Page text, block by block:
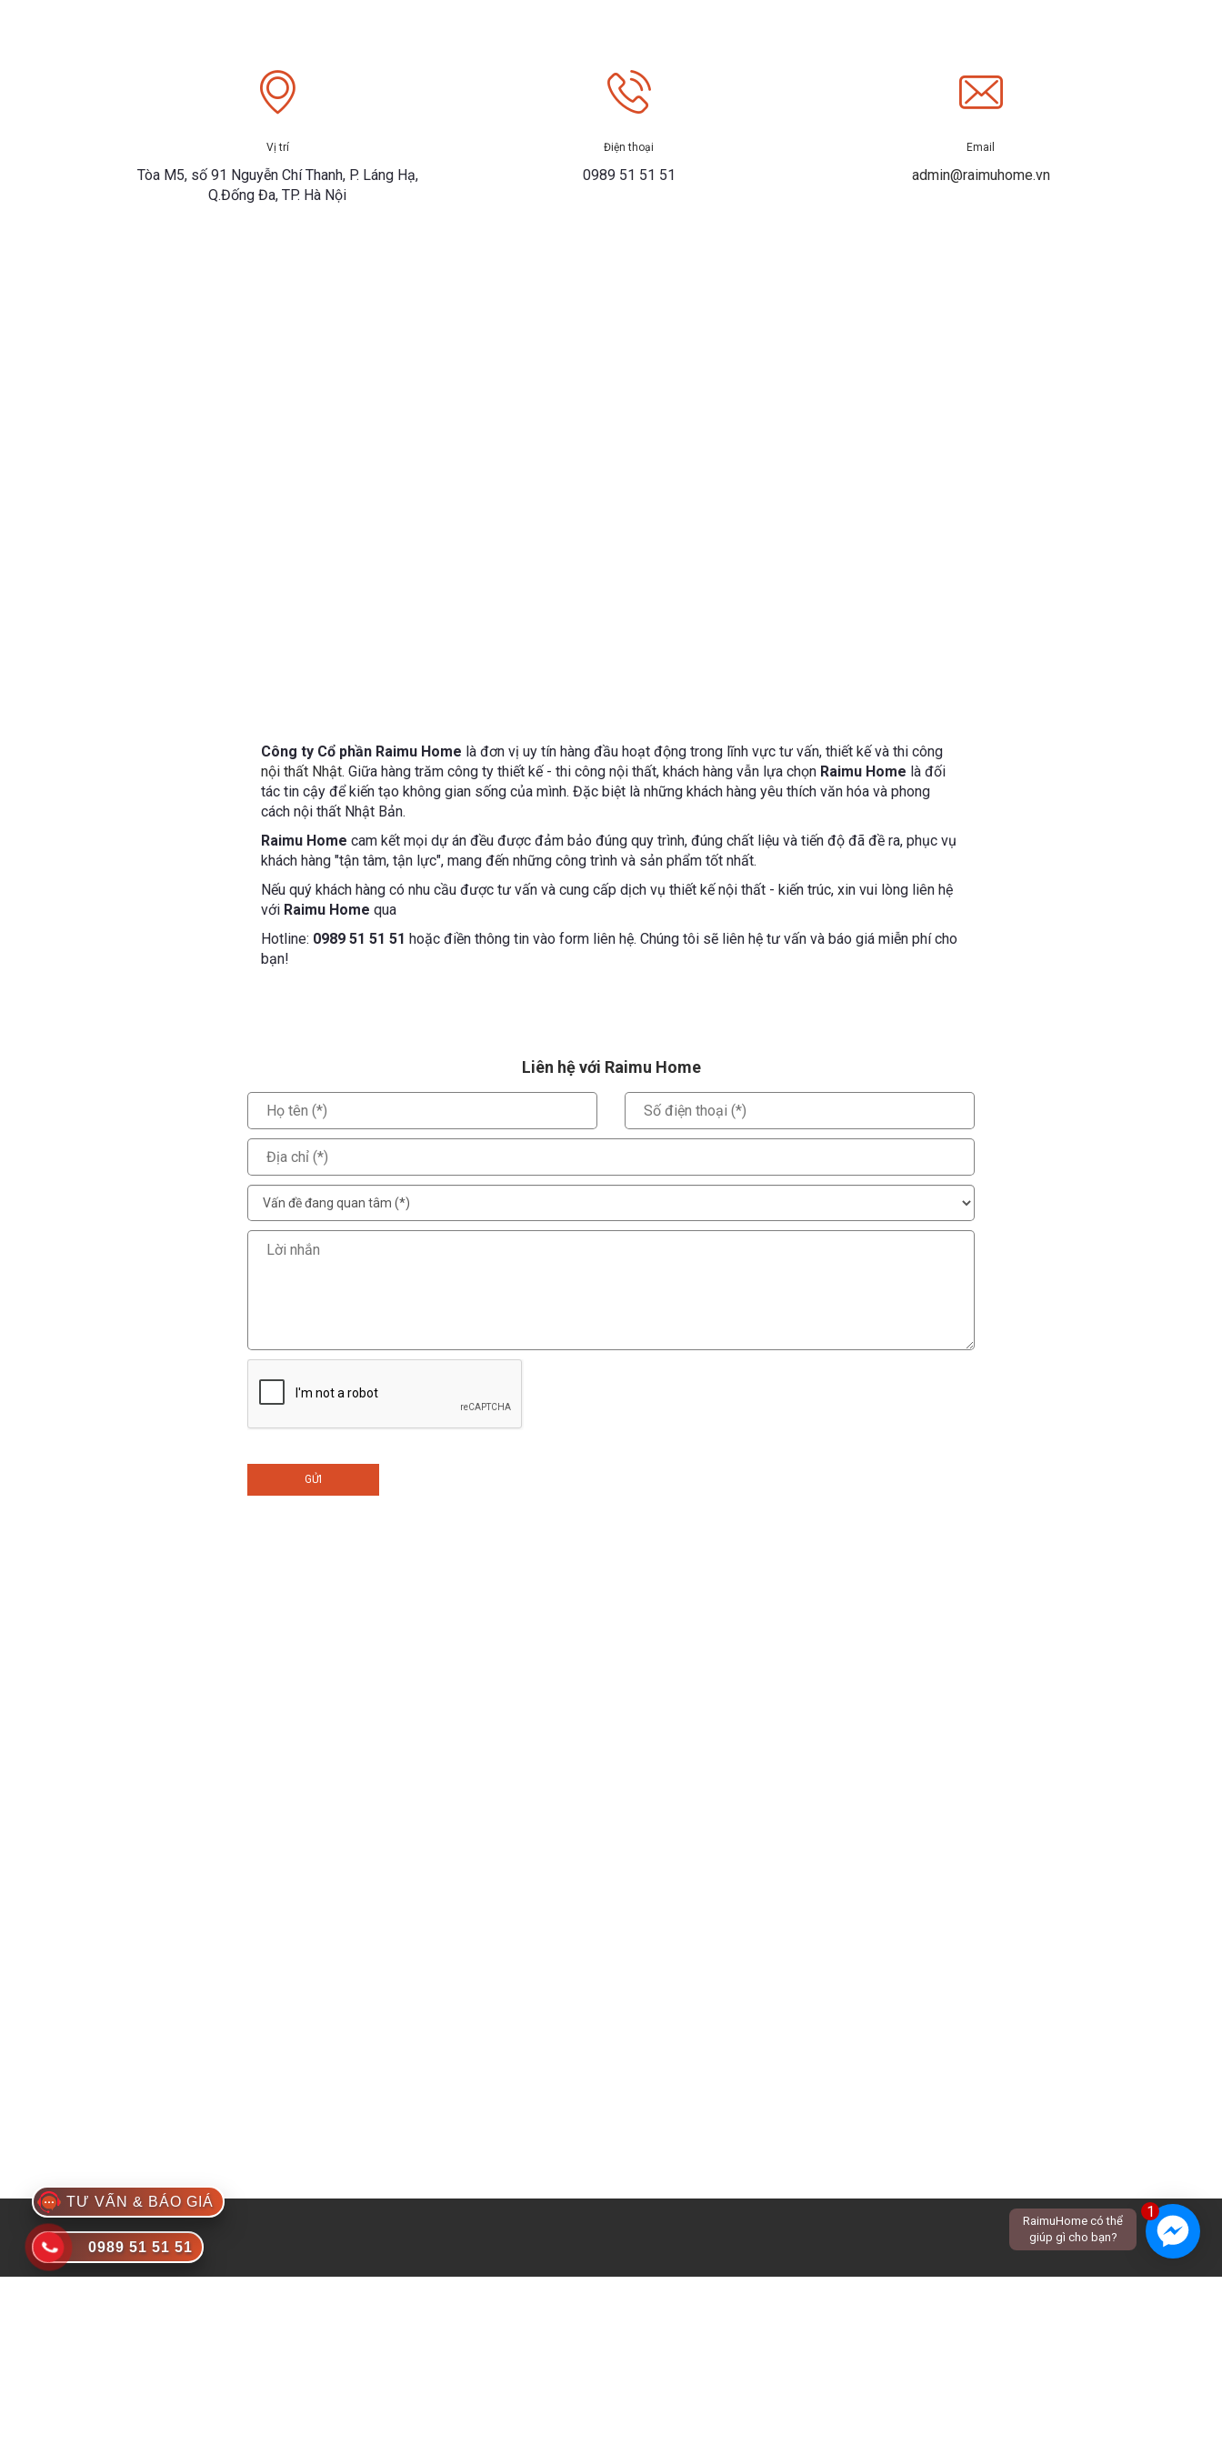
Vị trí
Tòa M5, số 91 Nguyễn Chí Thanh, P. Láng Hạ,
Q.Đống Đa, TP. Hà Nội
Điện thoại
0989 51 51 51
Email
admin@raimuhome.vn
Công ty Cổ phần Raimu Home là đơn vị uy tín hàng đầu hoạt động trong lĩnh vực tư vấn, thiết kế và thi công
nội thất Nhật. Giữa hàng trăm công ty thiết kế - thi công nội thất, khách hàng vẫn lựa chọn Raimu Home là đối
tác tin cậy để kiến tạo không gian sống của mình. Đặc biệt là những khách hàng yêu thích văn hóa và phong
cách nội thất Nhật Bản.
Raimu Home cam kết mọi dự án đều được đảm bảo đúng quy trình, đúng chất liệu và tiến độ đã đề ra, phục vụ
khách hàng "tận tâm, tận lực", mang đến những công trình và sản phẩm tốt nhất.
Nếu quý khách hàng có nhu cầu được tư vấn và cung cấp dịch vụ thiết kế nội thất - kiến trúc, xin vui lòng liên hệ
với Raimu Home qua
Hotline: 0989 51 51 51 hoặc điền thông tin vào form liên hệ. Chúng tôi sẽ liên hệ tư vấn và báo giá miễn phí cho
bạn!
Liên hệ với Raimu Home
0989 51 51 51
TƯ VẤN & BÁO GIÁ
1
RaimuHome có thể
giúp gì cho bạn?